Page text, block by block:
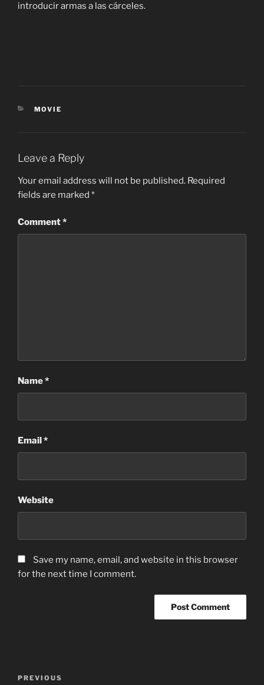
introducir armas a las cárceles.
CATEGORIES
MOVIE
Leave a Reply
Your email address will not be published. Required
fields are marked *
Comment*
Name*
Email*
Website
Save my name, email, and website in this browser
for the next time I comment.
Previous
PREVIOUS